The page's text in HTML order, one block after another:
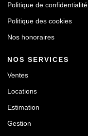
Politique de confidentialité
Politique des cookies
Nos honoraires
NOS SERVICES
Ventes
Locations
Estimation
Gestion